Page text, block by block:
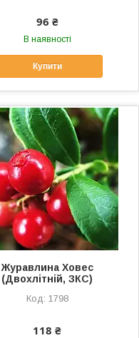
96 ₴
В наявності
Купити
Журавлина Ховес
(Двохлітній, ЗКС)
1798
118 ₴